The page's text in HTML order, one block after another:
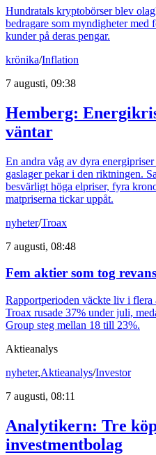
Hundratals kryptobörser blev
bedragare som myndigheter med
kunder på deras pengar.
krönika/Inflation
7 augusti, 09:38
Hemberg:
väntar
En andra våg av dyra
gaslager pekar i den riktningen.
besvärligt höga elpriser, fyra
matpriserna tickar uppåt.
nyheter/Troax
7 augusti, 08:48
Fem aktier som tog
Rapportperioden väckte liv i flera
Troax rusade 37% under juli,
Group steg mellan 18 till 23%.
Aktieanalys
nyheter,Aktieanalys/Investor
7 augusti, 08:11
Analytikern: Tre
investmentbolag